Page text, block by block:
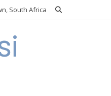
South Africa